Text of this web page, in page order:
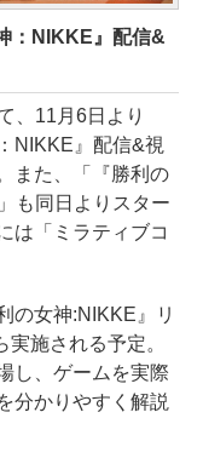
：NIKKE』配信&
、11月6日より
NIKKE』配信&視
また、「『勝利の
も同日よりスター
は「ミラティブコ
の女神:NIKKE』リ
施される予定。
し、ゲームを実際
分かりやすく解説